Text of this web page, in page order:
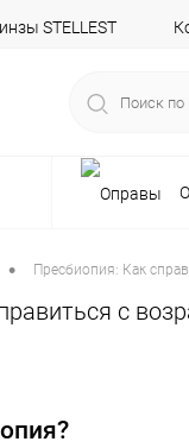
STELLEST
• Пресбиопия: Как
с